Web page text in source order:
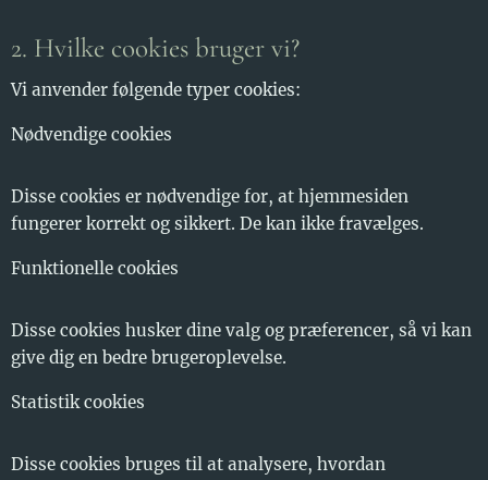
2. Hvilke cookies bruger vi?
Vi anvender følgende typer cookies:
Nødvendige cookies
Disse cookies er nødvendige for, at hjemmesiden
fungerer korrekt og sikkert. De kan ikke fravælges.
Funktionelle cookies
Disse cookies husker dine valg og præferencer, så vi kan
give dig en bedre brugeroplevelse.
Statistik cookies
Disse cookies bruges til at analysere, hvordan